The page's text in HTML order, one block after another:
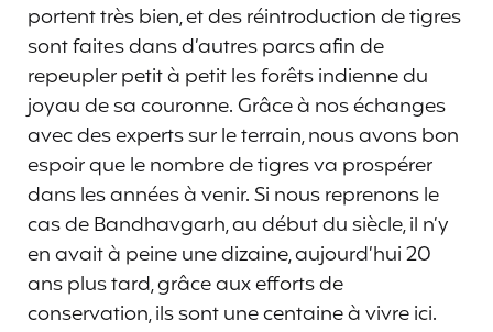
portent très bien, et des réintroduction de tigres
sont faites dans d’autres parcs afin de
repeupler petit à petit les forêts indienne du
joyau de sa couronne. Grâce à nos échanges
avec des experts sur le terrain, nous avons bon
espoir que le nombre de tigres va prospérer
dans les années à venir. Si nous reprenons le
cas de Bandhavgarh, au début du siècle, il n’y
en avait à peine une dizaine, aujourd’hui 20
ans plus tard, grâce aux efforts de
conservation, ils sont une centaine à vivre ici.